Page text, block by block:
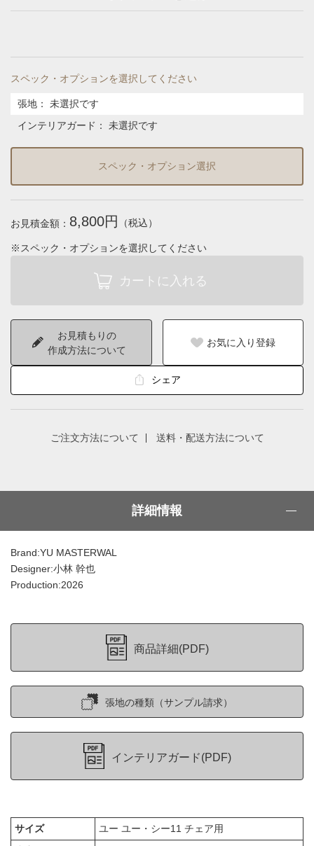
スペック・オプションを選択してください
張地 ：
未選択です
インテリアガード ： 未選択です
スペック・オプション選択
お見積金額： 8,800円 （税込）
※スペック・オプションを選択してください
お見積もりの
作成方法について
お気に入り登録
シェア
ご注文方法について 送料・配送方法について
詳細情報
Brand:YU MASTERWAL
Designer:小林 幹也
Production:2026
商品詳細(PDF)
張地の種類（サンプル請求）
インテリアガード(PDF)
サイズ
ユー ユー・シー11 チェア用